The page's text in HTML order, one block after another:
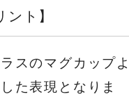
ント】
スのマグカップ
た表現となりま